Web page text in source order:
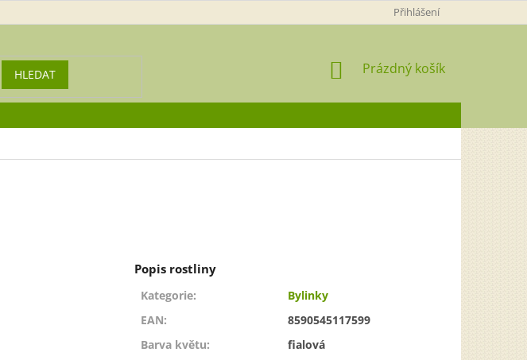
Přihlášení
HLEDAT
NÁKUPNÍ
Prázdný košík
Kategorie:
Bylinky
EAN:
8590545117599
Barva květu:
fialová